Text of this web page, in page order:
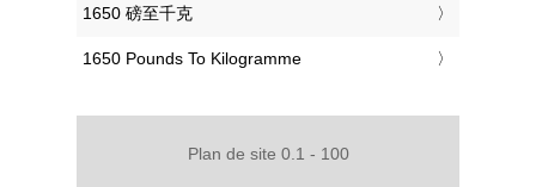
‎1650 磅至千克
‎1650 Pounds To Kilogramme
Plan de site 0.1 - 100